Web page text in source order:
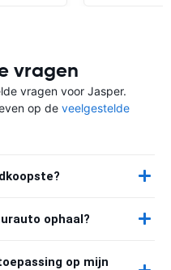
vragen
vragen voor Jasper.
op de veelgestelde
ophaal?
op mijn